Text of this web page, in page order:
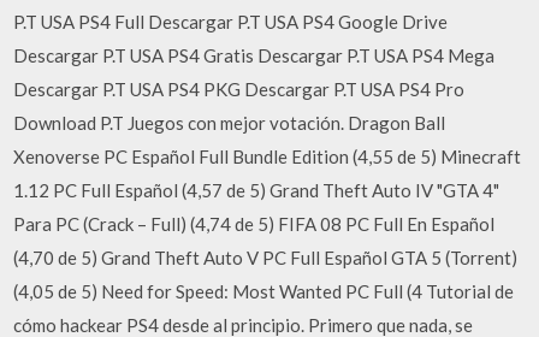
P.T USA PS4 Full Descargar P.T USA PS4 Google Drive
Descargar P.T USA PS4 Gratis Descargar P.T USA PS4 Mega
Descargar P.T USA PS4 PKG Descargar P.T USA PS4 Pro
Download P.T Juegos con mejor votación. Dragon Ball
Xenoverse PC Español Full Bundle Edition (4,55 de 5) Minecraft
1.12 PC Full Español (4,57 de 5) Grand Theft Auto IV "GTA 4"
Para PC (Crack – Full) (4,74 de 5) FIFA 08 PC Full En Español
(4,70 de 5) Grand Theft Auto V PC Full Español GTA 5 (Torrent)
(4,05 de 5) Need for Speed: Most Wanted PC Full (4 Tutorial de
cómo hackear PS4 desde al principio. Primero que nada, se